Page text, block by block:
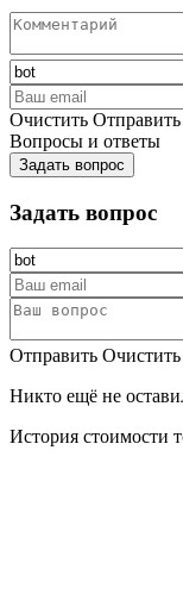
Очистить Отправить
Вопросы и ответы
Задать вопрос
Задать вопрос
Отправить Очистить
Никто ещё не
История стоимости